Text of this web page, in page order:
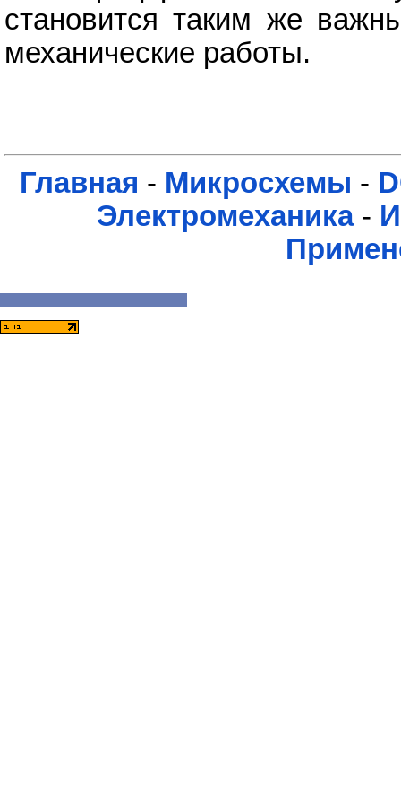
становится таким же
механические работы.
Главная - Микросхемы -
Электромеханика-